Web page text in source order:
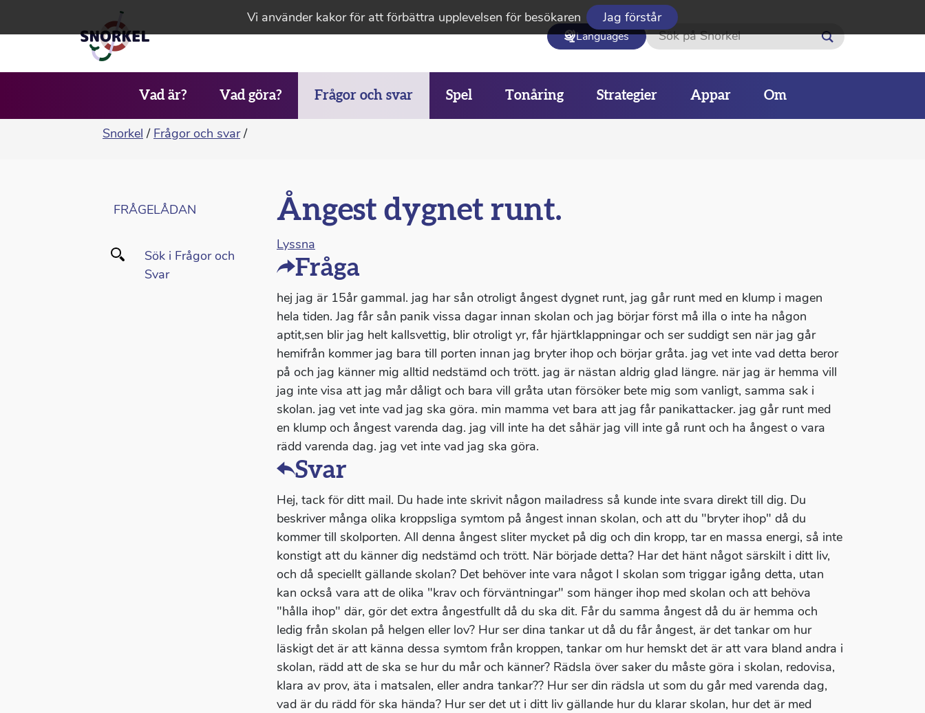
Vi använder kakor för att förbättra upplevelsen för besökaren Jag förstår
Languages Sök
Vad är? Vad göra? Frågor och svar Spel Tonåring Strategier Appar Om
Snorkel / Frågor och svar /
FRÅGELÅDAN
Sök i Frågor och
Svar
Ångest dygnet runt.
Lyssna
Fråga
hej jag är 15år gammal. jag har sån otroligt ångest dygnet runt, jag går runt med en klump i magen
hela tiden. Jag får sån panik vissa dagar innan skolan och jag börjar först må illa o inte ha någon
aptit,sen blir jag helt kallsvettig, blir otroligt yr, får hjärtklappningar och ser suddigt sen när jag går
hemifrån kommer jag bara till porten innan jag bryter ihop och börjar gråta. jag vet inte vad detta beror
på och jag känner mig alltid nedstämd och trött. jag är nästan aldrig glad längre. när jag är hemma vill
jag inte visa att jag mår dåligt och bara vill gråta utan försöker bete mig som vanligt, samma sak i
skolan. jag vet inte vad jag ska göra. min mamma vet bara att jag får panikattacker. jag går runt med
en klump och ångest varenda dag. jag vill inte ha det såhär jag vill inte gå runt och ha ångest o vara
rädd varenda dag. jag vet inte vad jag ska göra.
Svar
Hej, tack för ditt mail. Du hade inte skrivit någon mailadress så kunde inte svara direkt till dig. Du
beskriver många olika kroppsliga symtom på ångest innan skolan, och att du "bryter ihop" då du
kommer till skolporten. All denna ångest sliter mycket på dig och din kropp, tar en massa energi, så inte
konstigt att du känner dig nedstämd och trött. När började detta? Har det hänt något särskilt i ditt liv,
och då speciellt gällande skolan? Det behöver inte vara något I skolan som triggar igång detta, utan
kan också vara att de olika "krav och förväntningar" som hänger ihop med skolan och att behöva
"hålla ihop" där, gör det extra ångestfullt då du ska dit. Får du samma ångest då du är hemma och
ledig från skolan på helgen eller lov? Hur ser dina tankar ut då du får ångest, är det tankar om hur
läskigt det är att känna dessa symtom från kroppen, tankar om hur hemskt det är att vara bland andra i
skolan, rädd att de ska se hur du mår och känner? Rädsla över saker du måste göra i skolan, redovisa,
klara av prov, äta i matsalen, eller andra tankar?? Hur ser din rädsla ut som du går med varenda dag,
vad är du rädd för ska hända? Hur ser det ut i ditt liv gällande hur du klarar skolan, hur det är med